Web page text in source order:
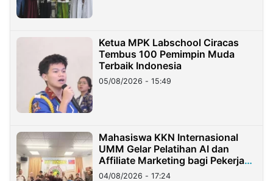
Ketua MPK Labschool Ciracas
Tembus 100 Pemimpin Muda
Terbaik Indonesia
05/08/2026 - 15:49
Mahasiswa KKN Internasional
UMM Gelar Pelatihan AI dan
Affiliate Marketing bagi Pekerja
Migran Indonesia di Taiwan
04/08/2026 - 17:24